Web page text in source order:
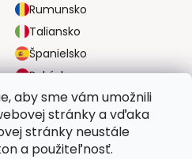
aby sme vám umožnili
stránky a vďaka
stránky neustále
a použiteľnosť.
Rumunsko
Taliansko
Španielsko
Rakúsko